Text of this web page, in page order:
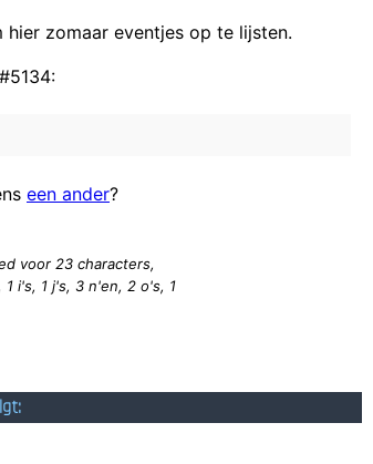
Liever
dan reagere er paar wel en praar niet zo vaag
je moeder riep nog:
Kijk wat ik met mijn muis doe...
www.lan-
Why should you only use 239 beans in bean soup?
zomaar eventjes op te lijsten.
een ander?
voor 23 characters,
1 i's, 1 j's, 3 n'en, 2 o's, 1